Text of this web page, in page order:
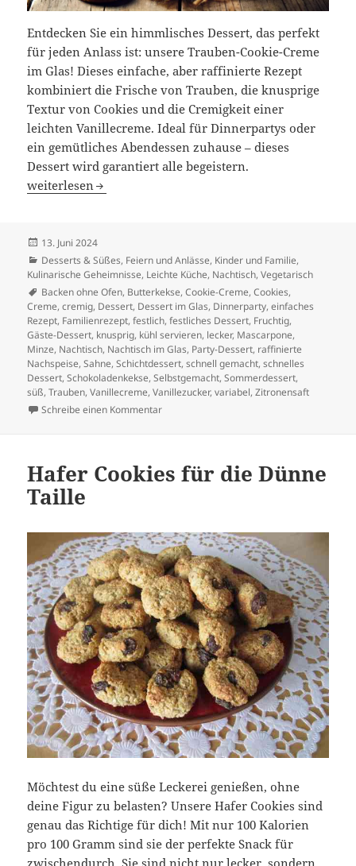
Entdecken Sie ein himmlisches Dessert, das perfekt
für jeden Anlass ist: unsere Trauben-Cookie-Creme
im Glas! Dieses einfache, aber raffinierte Rezept
kombiniert die Frische von Trauben, die knusprige
Textur von Cookies und die Cremigkeit einer
leichten Vanillecreme. Ideal für Dinnerpartys oder
ein gemütliches Abendessen zuhause – dieses
Dessert wird garantiert alle begeistern.
Trauben-Cookie-Creme im Glas
weiterlesen
Veröffentlicht
am
13. Juni 2024
Kategorien
Desserts & Süßes, Feiern und Anlässe, Kinder und Familie,
Kulinarische Geheimnisse, Leichte Küche, Nachtisch,Vegetarisch
Schlagwörter
Backen ohne Ofen, Butterkekse,Cookie-Creme,Cookies,
Creme,cremig, Dessert, Dessert im Glas, Dinnerparty,einfaches
Rezept, Familienrezept,festlich,festliches Dessert, Fruchtig,
Gäste-Dessert, knusprig, kühl servieren, lecker, Mascarpone,
Minze, Nachtisch, Nachtisch im Glas, Party-Dessert, raffinierte
Nachspeise,Sahne,Schichtdessert,schnell gemacht,schnelles
Dessert,Schokoladenkekse,Selbstgemacht,Sommerdessert,
süß,Trauben,Vanillecreme,Vanillezucker,variabel,Zitronensaft
Schreibe einen Kommentarzu Trauben-Cookie-Creme im Glas
Hafer Cookies für die Dünne
Taille
Möchtest du eine süße Leckerei genießen, ohne
deine Figur zu belasten? Unsere Hafer Cookies sind
genau das Richtige für dich! Mit nur 100 Kalorien
pro 100 Gramm sind sie der perfekte Snack für